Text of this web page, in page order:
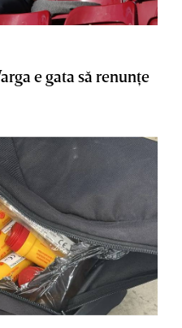
e gata să renunţe